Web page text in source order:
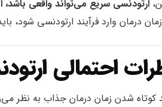
ارتودنسی سریع می‌تواند واقعی
درمان وارد فرآیند ارتودنسی شود،
احتمالی
کوتاه شدن زمان درمان جذاب به نظر